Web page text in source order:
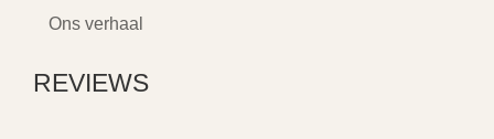
Ons verhaal
REVIEWS